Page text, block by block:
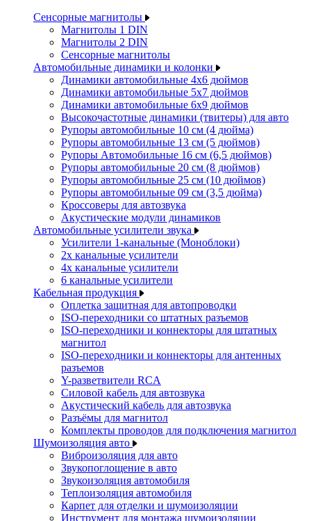
Сенсорные магнитолы
Магнитолы 1 DIN
Магнитолы 2 DIN
Сенсорные магнитолы
Автомобильные динамики и колонки
Динамики автомобильные 4x6 дюймов
Динамики автомобильные 5x7 дюймов
Динамики автомобильные 6x9 дюймов
Высокочастотные динамики (твитеры) для авто
Рупоры автомобильные 10 см (4 дюйма)
Рупоры автомобильные 13 см (5 дюймов)
Рупоры Автомобильные 16 см (6,5 дюймов)
Рупоры автомобильные 20 см (8 дюймов)
Рупоры автомобильные 25 см (10 дюймов)
Рупоры автомобильные 09 см (3,5 дюйма)
Кроссоверы для автозвука
Акустические модули динамиков
Автомобильные усилители звука
Усилители 1-канальные (Моноблоки)
2х канальные усилители
4х канальные усилители
6 канальные усилители
Кабельная продукция
Оплетка защитная для автопроводки
ISO-переходники со штатных разъемов
ISO-переходники и коннекторы для штатных
магнитол
ISO-переходники и коннекторы для антенных
разъемов
Y-разветвители RCA
Силовой кабель для автозвука
Акустический кабель для автозвука
Разъёмы для магнитол
Комплекты проводов для подключения магнитол
Шумоизоляция авто
Виброизоляция для авто
Звукопоглощение в авто
Звукоизоляция автомобиля
Теплоизоляция автомобиля
Карпет для отделки и шумоизоляции
Инструмент для монтажа шумоизоляции